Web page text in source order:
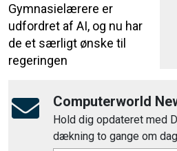
Gymnasielærere er
udfordret af AI, og nu har
de et særligt ønske til
regeringen
Computerworld
Hold dig opdateret med
dækning to gange om